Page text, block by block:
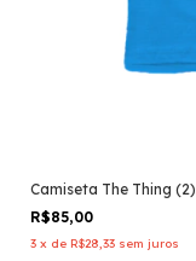
Camiseta The Thing (2)
R$85,00
3 x de R$28,33 sem juros